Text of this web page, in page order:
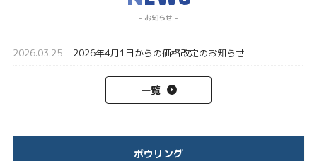
- お知らせ -
2026.03.25 2026年4月1日からの価格改定のお知らせ
一覧
ボウリング